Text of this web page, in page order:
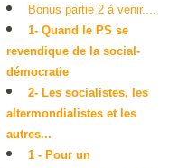
Bonus partie 2 à venir....
1- Quand le PS se
revendique de la social-
démocratie
2- Les socialistes, les
altermondialistes et les
autres...
1 - Pour un